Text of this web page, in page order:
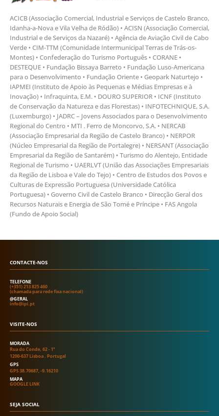
ACICB (Associação Comercial, Industrial e Serviços de Castelo Branco,
Idanha-a-Nova e Vila Velha de Ródão) • ACISN (Associação Comercial,
Industrial e de Serviços da Nazaré) • Agência de Aviação Civil de Cabo
Verde • CIM-TTM (Comunidade Intermunicipal Terras de Trás-os-
Montes) • Confederação do Turismo Português • CORANE •
DESTEQUE • Fundação Bissaya Barreto • Fundação Luso-Americana
para o Desenvolvimento • Fundação Oriente • Geopark Naturtejo •
IAPMEI (Instituto de Apoio às Pequenas e Médias Empresas e à
Inovação) • Infraquinta, E.M. • DOURO SUPERIOR • ICNF (Instituto
de Conservação da Natureza e das Florestas) • INFOTECHNIQUE, S.A.
(Luxemburgo) • JADRC – Jovens Associados para o Desenvolvimento
Regional do Centro • MTI . Ferro de Moncorvo, S.A. • NERCAB
(Associação Empresarial da Região de Castelo Branco) • NERPOR
(Núcleo Empresarial da Região de Portalegre) • NERSANT (Associação
Empresarial da Região de Santarém) • Turismo do Alentejo, Entidade
Regional de Turismo • UAERLVT (União das Associações Empresariais
da Região de Lisboa e Vale do Tejo) • Centro de Estudos dos Povos e
Culturas de Expressão Portuguesa (Universidade Católica
Portuguesa) • Governo Civil de Castelo Branco • Direcção Geral dos
Recursos Naturais e Energia de São Tomé e Príncipe • FAS Angola
(Fundo de Apoio Social)
CONTACTE-NOS
TELEFONE
(+351) 213 825 460
(chamada para rede fixa nacional)
@GERAL
info@ipi.pt
VISITE-NOS
MORADA
Rua do Conde, 62 - 1º
1200-637 Lisboa . Portugal
GPS
GPS 38.70687, -9.16210
MAPA
GOOGLE LINK
SEJA SOCIAL